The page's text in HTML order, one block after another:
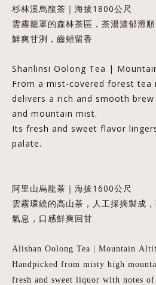
杉林溪烏龍茶｜海拔1800公尺
雲霧籠罩的森林茶區，茶湯濃郁滑
鮮爽甘洌，齒頰留香
Shanlinsi Oolong Tea |
From a mist-covered forest tea
delivers a rich and smooth
and mountain mist.
Its fresh and sweet flavor
palate.
阿里山烏龍茶｜海拔1600公尺
雲霧環繞的高山茶，人工採摘製成
氣息，口感鮮爽回甘
Alishan Oolong Tea | Mountain
Handpicked from misty high
fresh and sweet liquor with notes